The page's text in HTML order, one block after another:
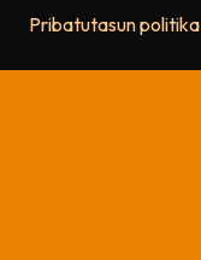
Pribatutasun politika